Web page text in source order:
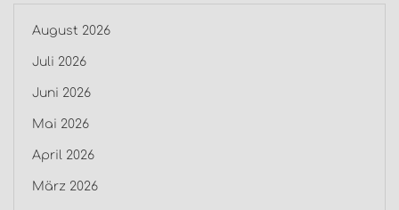
August 2026
Juli 2026
Juni 2026
Mai 2026
April 2026
März 2026